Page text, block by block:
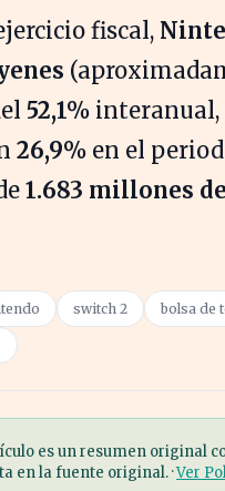
fiscal,
52,1% interanual,
26,9% en el
1.683 millones
switch 2 bolsa de
es un resumen original
en la fuente original. ·Ver